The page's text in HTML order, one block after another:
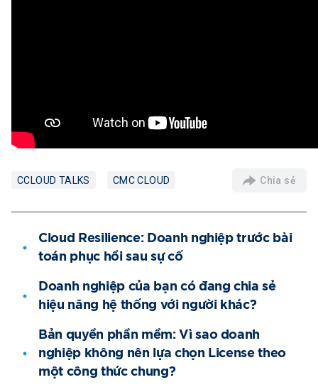
CCLOUD TALKS CMC CLOUD Chia sẻ
Cloud Resilience: Doanh nghiệp trước bài
toán phục hồi sau sự cố
Doanh nghiệp của bạn có đang chia sẻ
hiệu năng hệ thống với người khác?
Bản quyền phần mềm: Vì sao doanh
nghiệp không nên lựa chọn License theo
một công thức chung?